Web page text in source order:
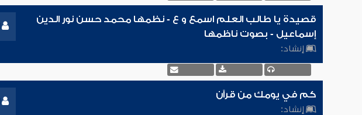
قصيدة يا طالب العلم اسمع و ع - نظمها محمد حسن نور الدين
إسماعيل - بصوت ناظمها
إنشاد:
كم في يومك من قرآن
إنشاد: